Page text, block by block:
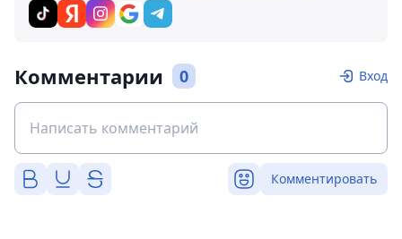
Комментарии 0 Вход
Комментировать